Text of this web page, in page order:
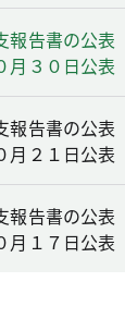
報告書の公
月３０日公表
報告書の公
月２１日公表
報告書の公
月１７日公表